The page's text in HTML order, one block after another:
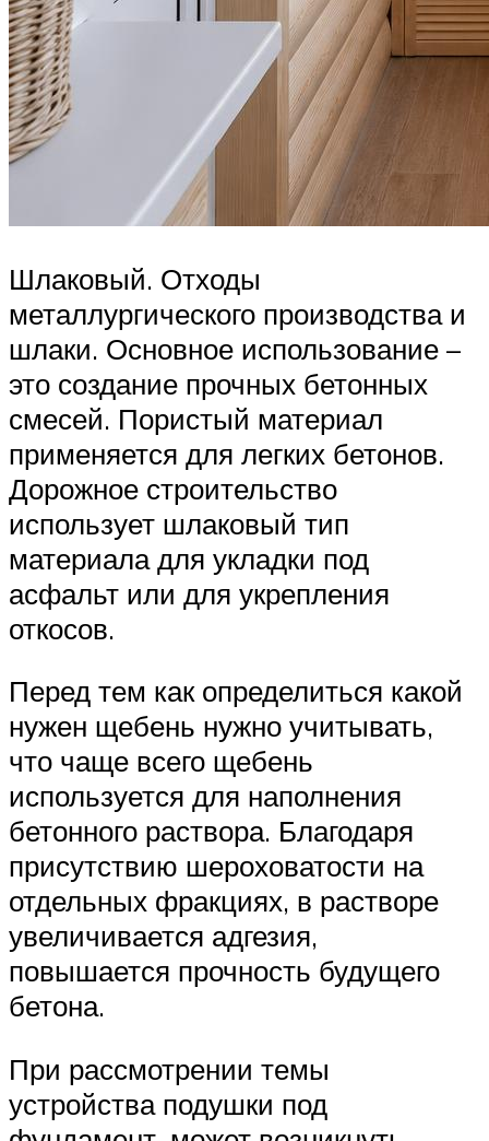
Шлаковый. Отходы
металлургического производства и
шлаки. Основное использование –
это создание прочных бетонных
смесей. Пористый материал
применяется для легких бетонов.
Дорожное строительство
использует шлаковый тип
материала для укладки под
асфальт или для укрепления
откосов.
Перед тем как определиться какой
нужен щебень нужно учитывать,
что чаще всего щебень
используется для наполнения
бетонного раствора. Благодаря
присутствию шероховатости на
отдельных фракциях, в растворе
увеличивается адгезия,
повышается прочность будущего
бетона.
При рассмотрении темы
устройства подушки под